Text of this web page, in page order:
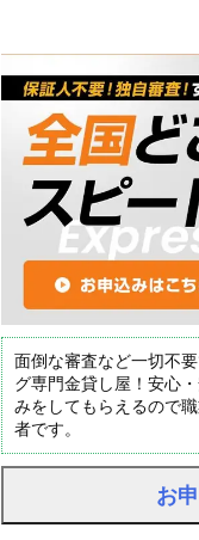
面倒な審査など一切不
グ専門金貸し屋！安心
みをしてもらえるので
者です。
お